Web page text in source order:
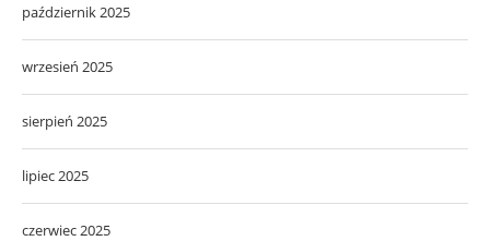
październik 2025
wrzesień 2025
sierpień 2025
lipiec 2025
czerwiec 2025